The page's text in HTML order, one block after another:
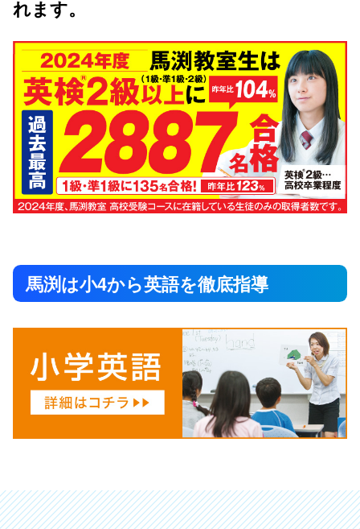
れます。
馬渕は小4から英語を徹底指導